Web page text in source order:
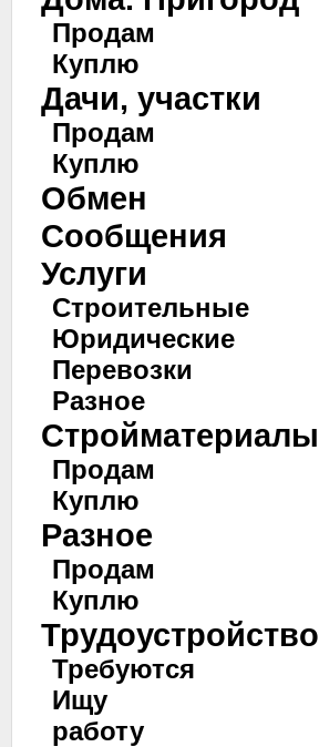
Продам
Куплю
Дачи, участки
Продам
Куплю
Обмен
Сообщения
Услуги
Строительные
Юридические
Перевозки
Разное
Стройматериалы
Продам
Куплю
Разное
Продам
Куплю
Трудоустройство
Требуются
Ищу
работу